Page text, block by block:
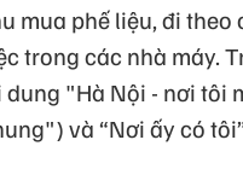
mua phế liệu, đi
trong các nhà máy.
dung "Hà Nội - nơi
và “Nơi ấy có